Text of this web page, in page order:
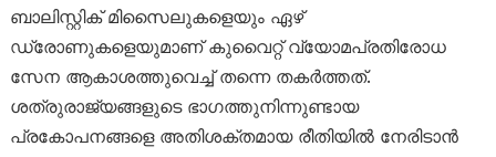
ബാലിസ്റ്റിക് മിസൈലുകളെയും ഏഴ്
ഡ്രോണുകളെയുമാണ് കുവൈറ്റ് വ്യോമപ്രതിരോധ
സേന ആകാശത്തുവെച്ച് തന്നെ തകർത്തത്.
ശത്രുരാജ്യങ്ങളുടെ ഭാഗത്തുനിന്നുണ്ടായ
പ്രകോപനങ്ങളെ അതിശക്തമായ രീതിയിൽ നേരിടാൻ